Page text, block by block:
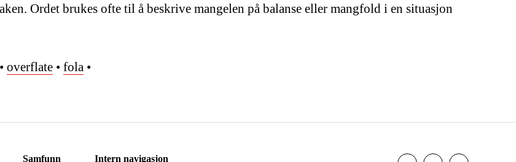
Ordet brukes ofte til å beskrive mangelen på balanse eller mangfold i en situasjon
• overflate • fola •
Samfunn Intern navigasjon